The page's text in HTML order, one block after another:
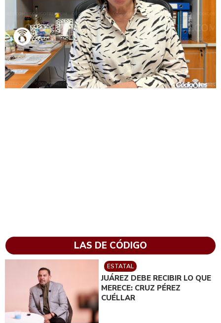
LAS DE CÓDIGO
ESTATAL
JUÁREZ DEBE RECIBIR LO QUE
MERECE: CRUZ PÉREZ
CUÉLLAR